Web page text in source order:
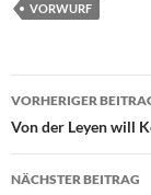
VORWURF
VORHERIGER
Von der Leyen will
NÄCHSTER BEITRAG